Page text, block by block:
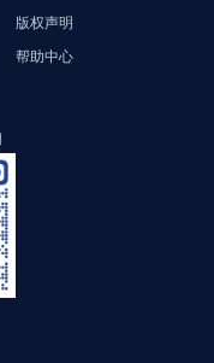
版权声明
帮助中心